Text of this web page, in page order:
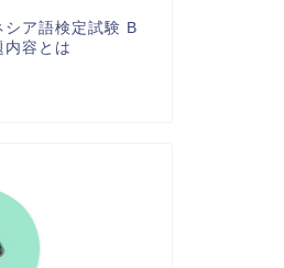
シア語検定試験 B
内容とは